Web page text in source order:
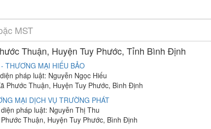
Thuận, Huyện Tuy Phước, Tỉnh Bình Định
THƯƠNG MẠI HIẾU BẢO
pháp luật: Nguyễn Ngọc Hiếu
Phước Thuận, Huyện Tuy Phước, Bình Định
MẠI DỊCH VỤ TRƯỜNG PHÁT
pháp luật: Nguyễn Thị Thu
Thuận, Huyện Tuy Phước, Bình Định